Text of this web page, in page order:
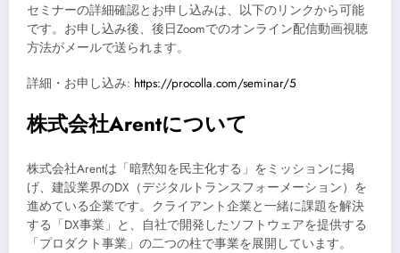
セミナーの詳細確認とお申し込みは、以下のリンクから可能
です。お申し込み後、後日Zoomでのオンライン配信動画視聴
方法がメールで送られます。
詳細・お申し込み: https://procolla.com/seminar/5
株式会社Arentについて
株式会社Arentは「暗黙知を民主化する」をミッションに掲
げ、建設業界のDX（デジタルトランスフォーメーション）を
進めている企業です。クライアント企業と一緒に課題を解決
する「DX事業」と、自社で開発したソフトウェアを提供する
「プロダクト事業」の二つの柱で事業を展開しています。